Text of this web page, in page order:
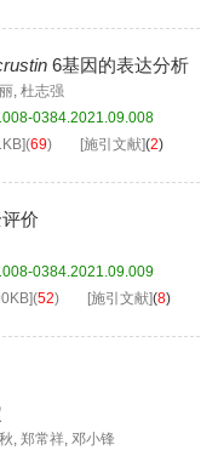
6基因的表达分析
, 杜志强
0384.2021.09.008
](69) [施引文献](2)
价
0384.2021.09.009
](52) [施引文献](8)
, 郑常祥, 邓小锋